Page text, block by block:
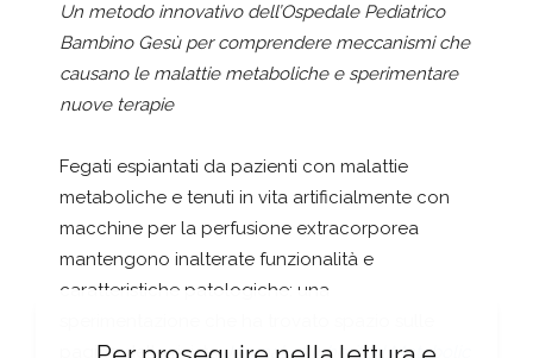
Un metodo innovativo dell’Ospedale Pediatrico
Bambino Gesù per comprendere meccanismi che
causano le malattie metaboliche e sperimentare
nuove terapie
Fegati espiantati da pazienti con malattie
metaboliche e tenuti in vita artificialmente con
macchine per la perfusione extracorporea
mantengono inalterate funzionalità e
caratteristiche patologiche: una
pagine della rivistaJournal of Inherited Metabolic